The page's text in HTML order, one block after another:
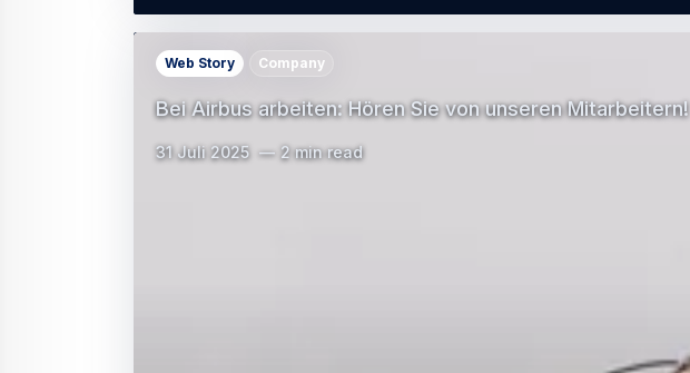
Bei Airbus arbeiten: Hören Sie von unseren Mitarbeitern!
Web Story Company
31 Juli 2025 2 min read